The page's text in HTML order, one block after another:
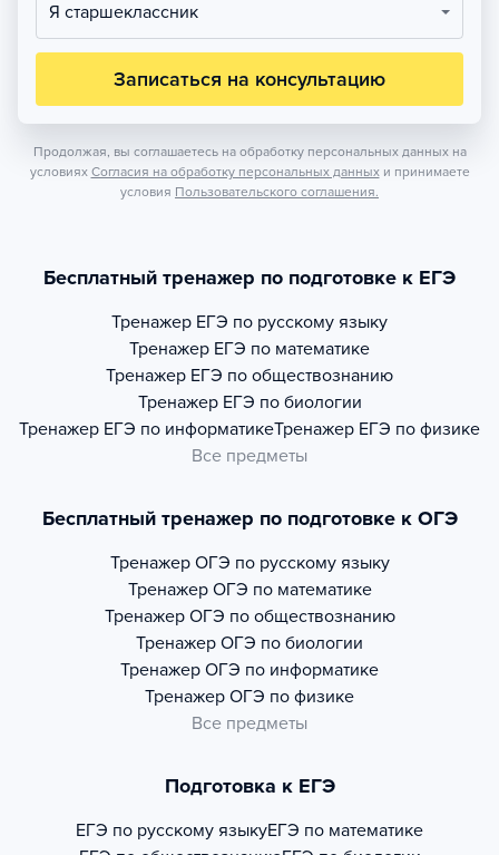
Я старшеклассник
Записаться на консультацию
Продолжая, вы соглашаетесь на обработку персональных данных на
условиях Согласия на обработку персональных данных и принимаете
условия Пользовательского соглашения.
Бесплатный тренажер по подготовке к ЕГЭ
Тренажер ЕГЭ по русскому языку
Тренажер ЕГЭ по математике
Тренажер ЕГЭ по обществознанию
Тренажер ЕГЭ по биологии
Тренажер ЕГЭ по информатикеТренажер ЕГЭ по физике
Все предметы
Бесплатный тренажер по подготовке к ОГЭ
Тренажер ОГЭ по русскому языку
Тренажер ОГЭ по математике
Тренажер ОГЭ по обществознанию
Тренажер ОГЭ по биологии
Тренажер ОГЭ по информатике
Тренажер ОГЭ по физике
Все предметы
Подготовка к ЕГЭ
ЕГЭ по русскому языкуЕГЭ по математике